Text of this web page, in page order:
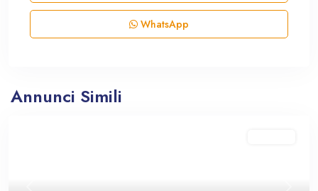
WhatsApp
Annunci Simili